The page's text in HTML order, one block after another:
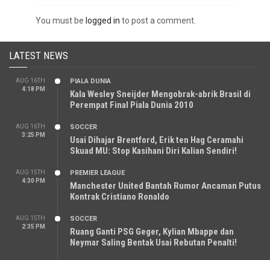
You must be logged in to post a comment.
LATEST NEWS
AUG 16TH
4:18 PM
PIALA DUNIA
Kala Wesley Sneijder Mengobrak-abrik Brasil di
Perempat Final Piala Dunia 2010
AUG 16TH
3:25 PM
SOCCER
Usai Dihajar Brentford, Erik ten Hag Ceramahi
Skuad MU: Stop Kasihani Diri Kalian Sendiri!
AUG 15TH
4:30 PM
PREMIER LEAGUE
Manchester United Bantah Rumor Ancaman Putus
Kontrak Cristiano Ronaldo
AUG 15TH
2:35 PM
SOCCER
Ruang Ganti PSG Geger, Kylian Mbappe dan
Neymar Saling Bentak Usai Rebutan Penalti!